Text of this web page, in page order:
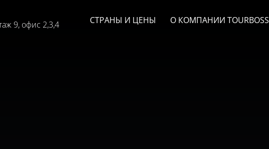
9, офис 2,3,4 СТРАНЫ И ЦЕНЫ О КОМПАНИИ TOURBOSS